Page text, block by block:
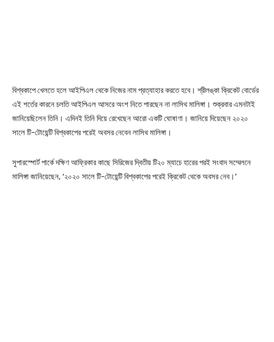
বিশ্বকাপে খেলতে হলে আইপিএল থেকে নিজের নাম প্রত্যাহার করতে হবে। শ্রীলঙ্কা ক্রিকেট বোর্ডের
এই শর্তের কারনে চলতি আইপিএল আসরে অংশ নিতে পারছেন না লাসিথ মালিঙ্গা। শুক্রবার এমনটাই
জানিয়েছিলেন তিনি। এদিনই তিনি দিয়ে রেখেছেন আরো একটি ঘোষাণা। জানিয়ে দিয়েছেন ২০২০
সালে টি-টোয়েন্টি বিশ্বকাপের পরেই অবসর নেবেন লাসিথ মালিঙ্গা।
সুপারস্পোর্ট পার্কে দক্ষিণ আফ্রিকার কাছে সিরিজের দ্বিতীয় টি২০ ম্যাচে হারের পরই সংবাদ সম্মেলনে
মালিঙ্গা জানিয়েছেন, ‘‌২০২০ সালে টি-টোয়েন্টি বিশ্বকাপের পরেই ক্রিকেট থেকে অবসর নেব।’‌